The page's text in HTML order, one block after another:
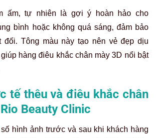
ấm, tự nhiên là gợi ý hoàn hảo cho
bình hoặc không quá sáng, đảm bảo
đối. Tông màu này tạo nên vẻ đẹp dịu
hàng điêu khắc chân mày 3D nổi bật
tế thêu và điêu khắc chân
Beauty Clinic
hình ảnh trước và sau khi khách hàng